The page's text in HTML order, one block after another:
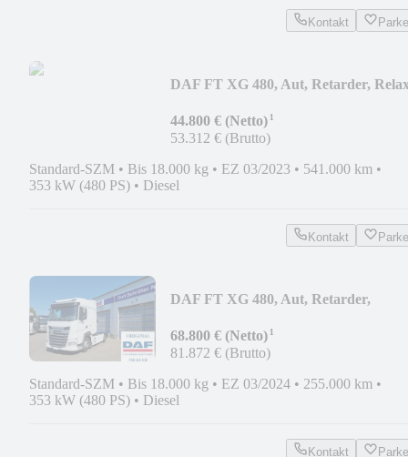
Kontakt
DAF FT XG 480, Aut, Retarder,
44.800 € (Netto)¹
53.312 € (Brutto)
Standard-SZM • Bis 18.000 kg • EZ 03/2023 • 541.000 km •
353 kW (480 PS) • Diesel
Kontakt
DAF FT XG 480, Aut, Retarder,
68.800 € (Netto)¹
81.872 € (Brutto)
Standard-SZM • Bis 18.000 kg • EZ 03/2024 • 255.000 km •
353 kW (480 PS) • Diesel
Kontakt